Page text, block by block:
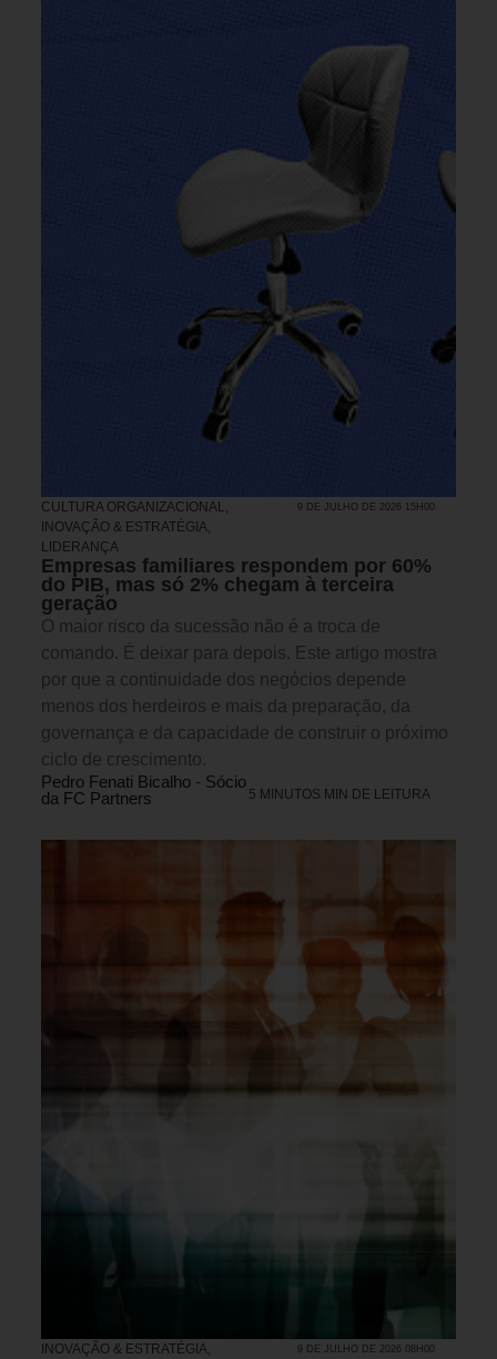
CULTURA ORGANIZACIONAL,
INOVAÇÃO & ESTRATÉGIA,
LIDERANÇA
9 DE JULHO DE 2026 15H00
Empresas familiares respondem por 60%
do PIB, mas só 2% chegam à terceira
geração
O maior risco da sucessão não é a troca de
comando. É deixar para depois. Este artigo mostra
por que a continuidade dos negócios depende
menos dos herdeiros e mais da preparação, da
governança e da capacidade de construir o próximo
ciclo de crescimento.
Pedro Fenati Bicalho - Sócio
da FC Partners
5 MINUTOS MIN DE LEITURA
INOVAÇÃO & ESTRATÉGIA,
9 DE JULHO DE 2026 08H00